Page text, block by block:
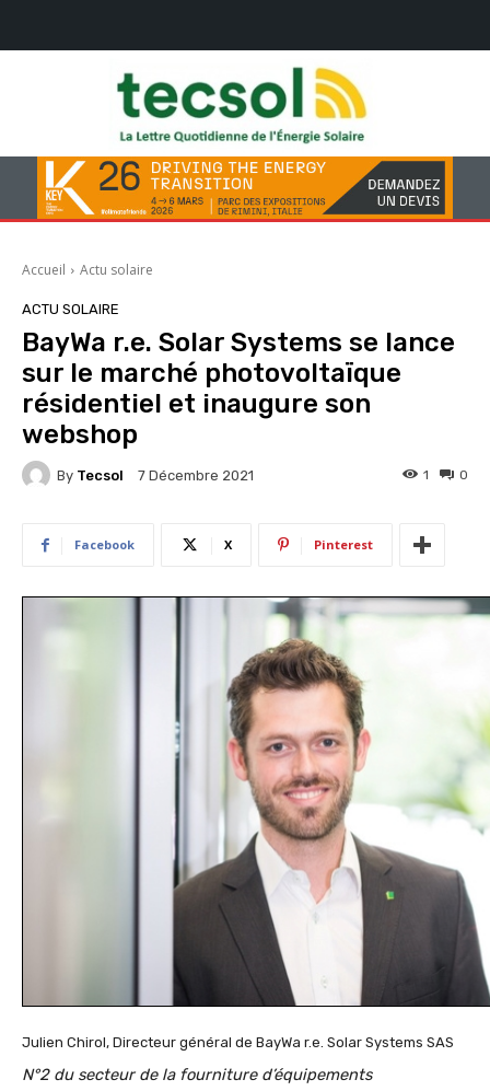
Accueil Actu solaire
ACTU SOLAIRE
BayWa r.e. Solar Systems se lance
sur le marché photovoltaïque
résidentiel et inaugure son
webshop
By Tecsol 7 Décembre 2021 0
1
Facebook X Pinterest
Julien Chirol, Directeur général de BayWa r.e. Solar Systems SAS
N°2 du secteur de la fourniture d’équipements